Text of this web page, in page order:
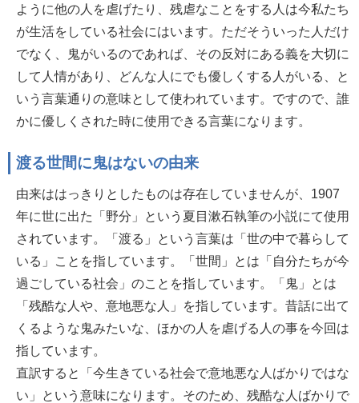
ように他の人を虐げたり、残虐なことをする人は今私たち
が生活をしている社会にはいます。ただそういった人だけ
でなく、鬼がいるのであれば、その反対にある義を大切に
して人情があり、どんな人にでも優しくする人がいる、と
いう言葉通りの意味として使われています。ですので、誰
かに優しくされた時に使用できる言葉になります。
渡る世間に鬼はないの由来
由来ははっきりとしたものは存在していませんが、1907
年に世に出た「野分」という夏目漱石執筆の小説にて使用
されています。「渡る」という言葉は「世の中で暮らして
いる」ことを指しています。「世間」とは「自分たちが今
過ごしている社会」のことを指しています。「鬼」とは
「残酷な人や、意地悪な人」を指しています。昔話に出て
くるような鬼みたいな、ほかの人を虐げる人の事を今回は
指しています。
直訳すると「今生きている社会で意地悪な人ばかりではな
い」という意味になります。そのため、残酷な人ばかりで